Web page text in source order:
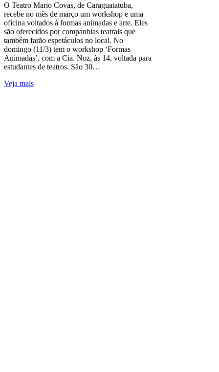
O Teatro Mario Covas, de Caraguatatuba,
recebe no mês de março um workshop e uma
oficina voltados à formas animadas e arte. Eles
são oferecidos por companhias teatrais que
também farão espetáculos no local. No
domingo (11/3) tem o workshop ‘Formas
Animadas’, com a Cia. Noz, às 14, voltada para
estudantes de teatros. São 30…
Veja mais